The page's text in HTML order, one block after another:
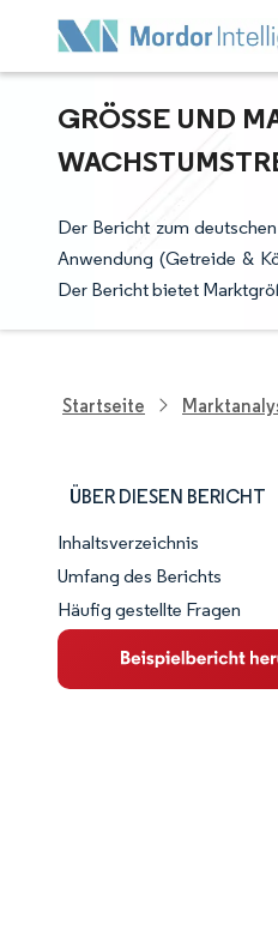
GRÖSSE UND
Der Bericht zum
Anwendung (Getreide &
Der Bericht bietet
Startseite
ÜBER DIESEN BERICHT
Marktschnappschuss
Marktübersicht
Wichtige Markttrends
Inhaltsverzeichnis
Umfang des Berichts
Häufig gestellte Fragen